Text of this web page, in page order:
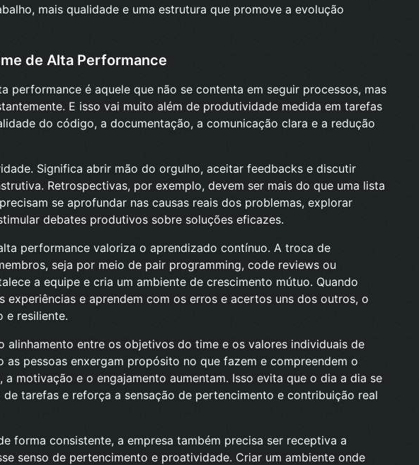
mais qualidade e uma estrutura que promove a evolução
de Alta Performance
performance é aquele que não se contenta em seguir processos, mas
E isso vai muito além de produtividade medida em tarefas
do código, a documentação, a comunicação clara e a redução
Significa abrir mão do orgulho, aceitar feedbacks e discutir
Retrospectivas, por exemplo, devem ser mais do que uma lista
se aprofundar nas causas reais dos problemas, explorar
debates produtivos sobre soluções eficazes.
performance valoriza o aprendizado contínuo. A troca de
seja por meio de pair programming, code reviews ou
a equipe e cria um ambiente de crescimento mútuo. Quando
experiências e aprendem com os erros e acertos uns dos outros, o
e resiliente.
alinhamento entre os objetivos do time e os valores individuais de
as pessoas enxergam propósito no que fazem e compreendem o
motivação e o engajamento aumentam. Isso evita que o dia a dia se
tarefas e reforça a sensação de pertencimento e contribuição real
forma consistente, a empresa também precisa ser receptiva a
senso de pertencimento e proatividade. Criar um ambiente onde